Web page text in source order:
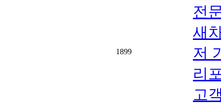
1899
전
새
저
리
고